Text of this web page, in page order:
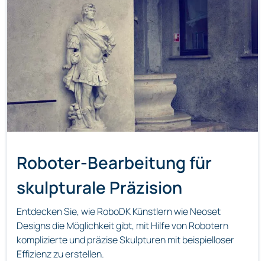
Roboter-Bearbeitung für
skulpturale Präzision
Entdecken Sie, wie RoboDK Künstlern wie Neoset
Designs die Möglichkeit gibt, mit Hilfe von Robotern
komplizierte und präzise Skulpturen mit beispielloser
Effizienz zu erstellen.